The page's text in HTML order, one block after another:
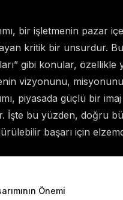
bir işletmenin pazar
kritik bir unsurdur.
gibi konular,
vizyonunu,
piyasada güçlü bir
İşte bu yüzden, doğru
başarı için
Önemi